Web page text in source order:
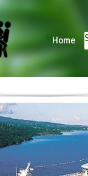
Home
Home